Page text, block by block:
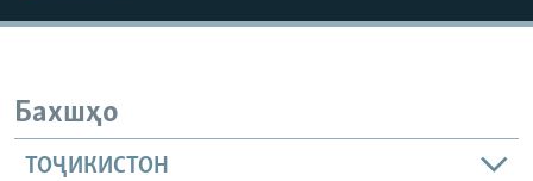
Бахшҳо
ТОҶИКИСТОН